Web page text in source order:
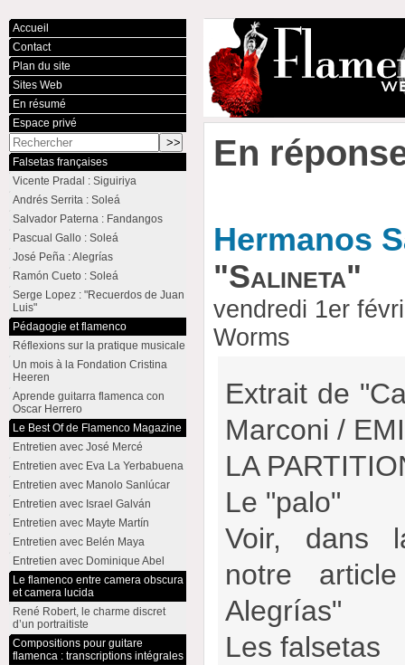
En
Hermanos
"Salineta"
vendredi 1er
Worms
Extrait de
Marconi /
LA
Le "palo"
Voir, dans
notre
Alegrías"
Les falsetas
Accueil
Contact
Plan du site
Sites Web
En résumé
Espace privé
Falsetas françaises
Vicente Pradal : Siguiriya
Andrés Serrita : Soleá
Salvador Paterna : Fandangos
Pascual Gallo : Soleá
José Peña : Alegrías
Ramón Cueto : Soleá
Serge Lopez : "Recuerdos de Juan
Luis"
Pédagogie et flamenco
Réflexions sur la pratique musicale
Un mois à la Fondation Cristina
Heeren
Aprende guitarra flamenca con
Oscar Herrero
Le Best Of de Flamenco Magazine
Entretien avec José Mercé
Entretien avec Eva La Yerbabuena
Entretien avec Manolo Sanlúcar
Entretien avec Israel Galván
Entretien avec Mayte Martín
Entretien avec Belén Maya
Entretien avec Dominique Abel
Le flamenco entre camera obscura
et camera lucida
René Robert, le charme discret
d’un portraitiste
Compositions pour guitare
flamenca : transcriptions intégrales